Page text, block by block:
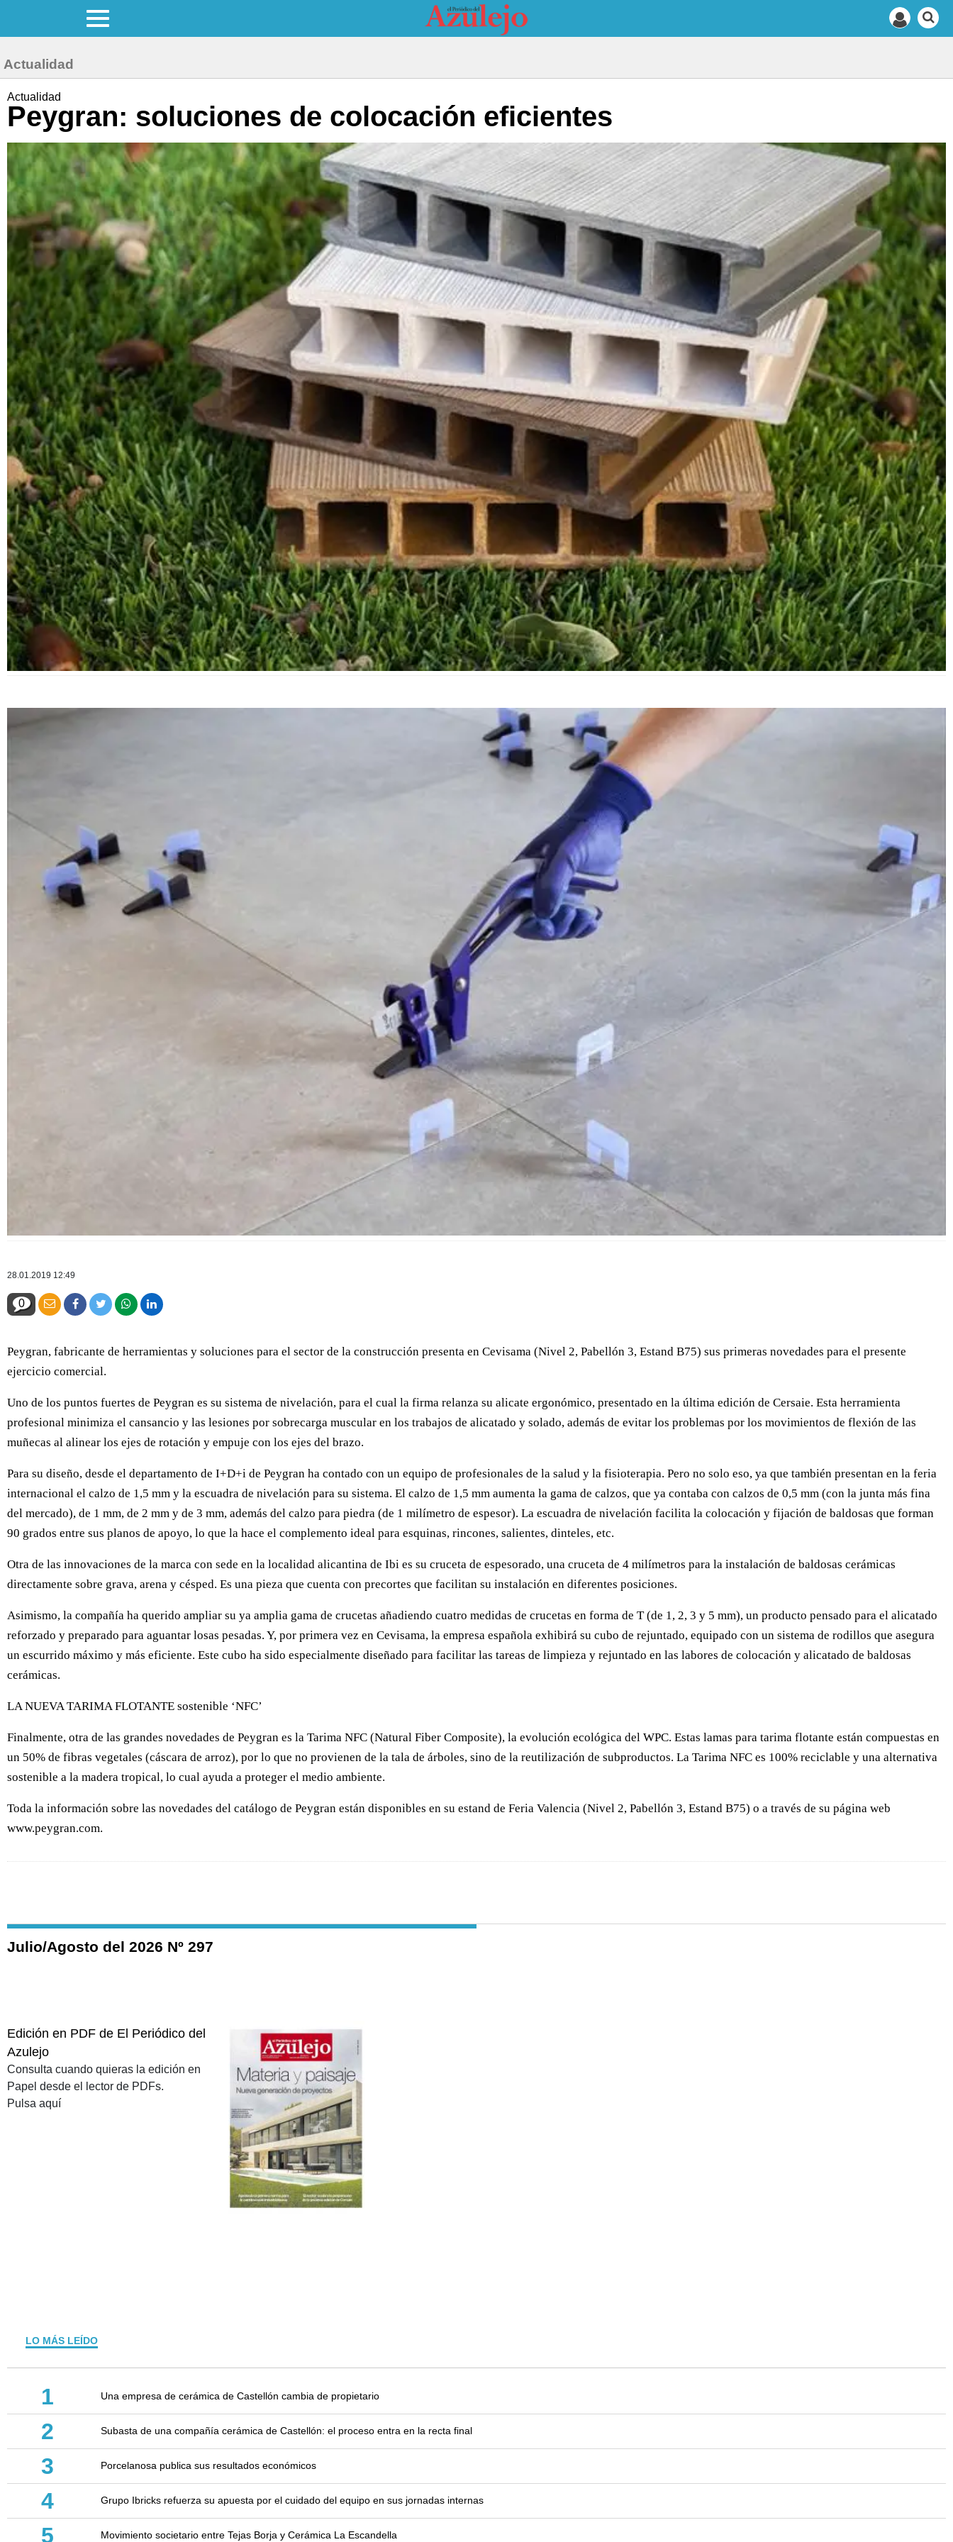
Actualidad
Actualidad
Peygran: soluciones de colocación eficientes
28.01.2019 12:49
0
Peygran, fabricante de herramientas y soluciones para el sector de la construcción presenta en Cevisama (Nivel 2, Pabellón 3, Estand B75) sus primeras novedades para el presente
ejercicio comercial.
Uno de los puntos fuertes de Peygran es su sistema de nivelación, para el cual la firma relanza su alicate ergonómico, presentado en la última edición de Cersaie. Esta herramienta
profesional minimiza el cansancio y las lesiones por sobrecarga muscular en los trabajos de alicatado y solado, además de evitar los problemas por los movimientos de flexión de las
muñecas al alinear los ejes de rotación y empuje con los ejes del brazo.
Para su diseño, desde el departamento de I+D+i de Peygran ha contado con un equipo de profesionales de la salud y la fisioterapia. Pero no solo eso, ya que también presentan en la feria
internacional el calzo de 1,5 mm y la escuadra de nivelación para su sistema. El calzo de 1,5 mm aumenta la gama de calzos, que ya contaba con calzos de 0,5 mm (con la junta más fina
del mercado), de 1 mm, de 2 mm y de 3 mm, además del calzo para piedra (de 1 milímetro de espesor). La escuadra de nivelación facilita la colocación y fijación de baldosas que forman
90 grados entre sus planos de apoyo, lo que la hace el complemento ideal para esquinas, rincones, salientes, dinteles, etc.
Otra de las innovaciones de la marca con sede en la localidad alicantina de Ibi es su cruceta de espesorado, una cruceta de 4 milímetros para la instalación de baldosas cerámicas
directamente sobre grava, arena y césped. Es una pieza que cuenta con precortes que facilitan su instalación en diferentes posiciones.
Asimismo, la compañía ha querido ampliar su ya amplia gama de crucetas añadiendo cuatro medidas de crucetas en forma de T (de 1, 2, 3 y 5 mm), un producto pensado para el alicatado
reforzado y preparado para aguantar losas pesadas. Y, por primera vez en Cevisama, la empresa española exhibirá su cubo de rejuntado, equipado con un sistema de rodillos que asegura
un escurrido máximo y más eficiente. Este cubo ha sido especialmente diseñado para facilitar las tareas de limpieza y rejuntado en las labores de colocación y alicatado de baldosas
cerámicas.
LA NUEVA TARIMA FLOTANTE sostenible ‘NFC’
Finalmente, otra de las grandes novedades de Peygran es la Tarima NFC (Natural Fiber Composite), la evolución ecológica del WPC. Estas lamas para tarima flotante están compuestas en
un 50% de fibras vegetales (cáscara de arroz), por lo que no provienen de la tala de árboles, sino de la reutilización de subproductos. La Tarima NFC es 100% reciclable y una alternativa
sostenible a la madera tropical, lo cual ayuda a proteger el medio ambiente.
Toda la información sobre las novedades del catálogo de Peygran están disponibles en su estand de Feria Valencia (Nivel 2, Pabellón 3, Estand B75) o a través de su página web
www.peygran.com.
Julio/Agosto del 2026 Nº 297
Edición en PDF de El Periódico del
Azulejo
Consulta cuando quieras la edición en
Papel desde el lector de PDFs.
Pulsa aquí
LO MÁS LEÍDO
1 Una empresa de cerámica de Castellón cambia de propietario
2 Subasta de una compañía cerámica de Castellón: el proceso entra en la recta final
3 Porcelanosa publica sus resultados económicos
4 Grupo Ibricks refuerza su apuesta por el cuidado del equipo en sus jornadas internas
5 Movimiento societario entre Tejas Borja y Cerámica La Escandella